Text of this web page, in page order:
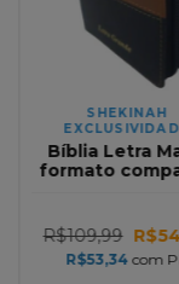
SHEKINAH
Bíblia Letra
formato
Bicolor
Preto Ziper
Índice
R$109,99
R$53,34com